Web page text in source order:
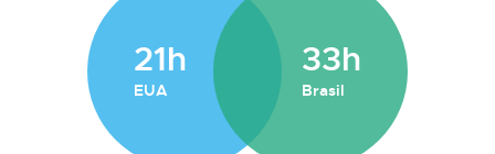
21h
EUA
33h
Brasil